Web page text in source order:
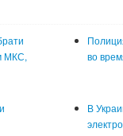
МКС,
во
В